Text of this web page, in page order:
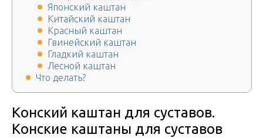
Японский каштан
Китайский каштан
Красный каштан
Гвинейский каштан
Гладкий каштан
Лесной каштан
Что делать?
Конский каштан для суставов.
Конские каштаны для суставов